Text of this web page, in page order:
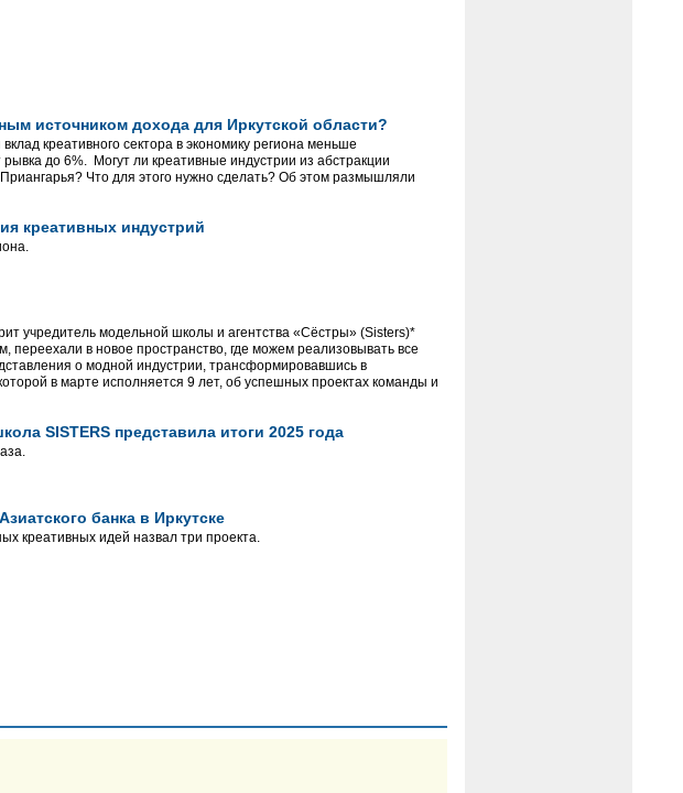
источником дохода для Иркутской области?
креативного сектора в экономику региона меньше
до 6%. Могут ли креативные индустрии из абстракции
Что для этого нужно сделать? Об этом размышляли
креативных индустрий
учредитель модельной школы и агентства «Сёстры» (Sisters)*
в новое пространство, где можем реализовывать все
о модной индустрии, трансформировавшись в
в марте исполняется 9 лет, об успешных проектах команды и
SISTERS представила итоги 2025 года
банка в Иркутске
креативных идей назвал три проекта.